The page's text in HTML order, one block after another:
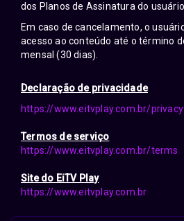
dos Planos de Assinatura do usuário.
Em caso de cancelamento, o
acesso ao conteúdo até o término
mensal (30 dias).
Declaração de privacidade
https://www.eitvplay.com.br/privacy
Termos de serviço
https://www.eitvplay.com.br/terms
Site do EiTV Play
https://www.eitvplay.com.br